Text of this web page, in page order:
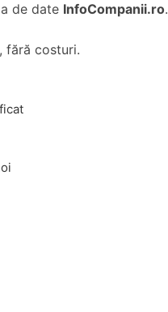
de date InfoCompanii.ro.
fără costuri.